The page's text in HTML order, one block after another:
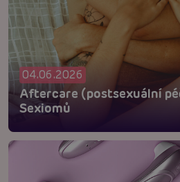
04.06.2026
Aftercare (postsexuální
Sexiomů